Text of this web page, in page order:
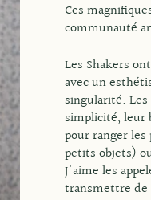
Ces
communauté
Les Shakers
avec un
singularité.
simplicité, leur
pour ranger
petits objets)
J'aime les
transmettre de